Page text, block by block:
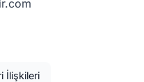
İlişkileri